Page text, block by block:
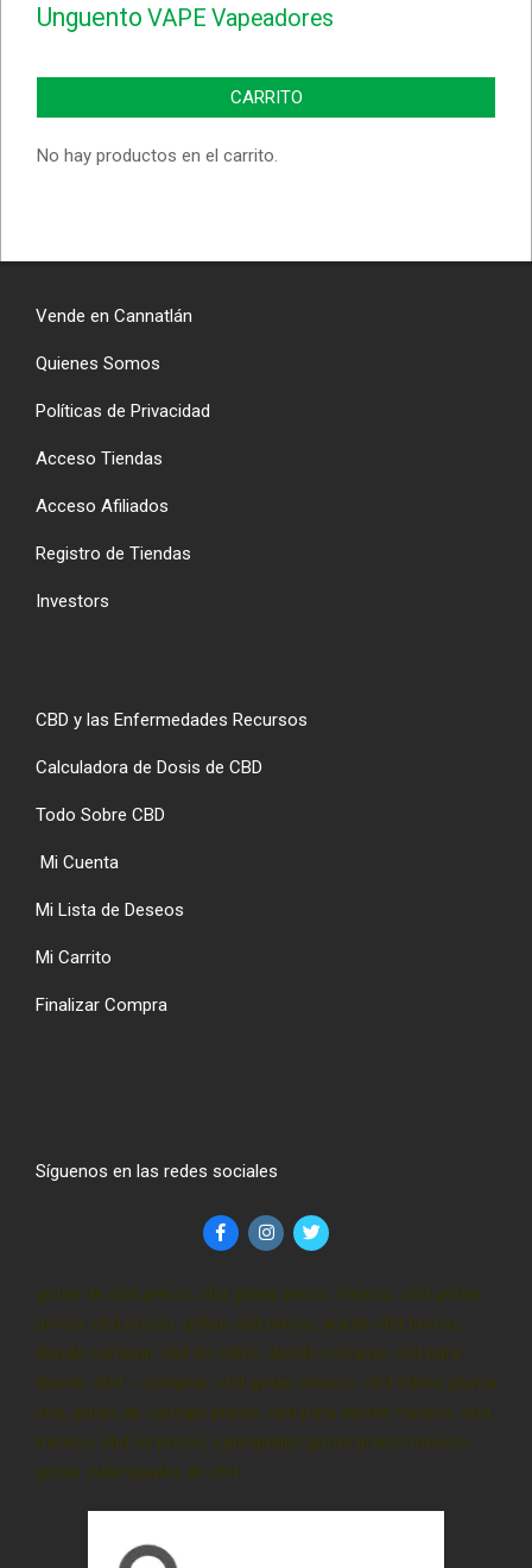
Unguento VAPE Vapeadores
CARRITO
No hay productos en el carrito.
Vende en Cannatlán
Quienes Somos
Políticas de Privacidad
Acceso Tiendas
Acceso Afiliados
Registro de Tiendas
Investors
CBD y las Enfermedades Recursos
Calculadora de Dosis de CBD
Todo Sobre CBD
Mi Cuenta
Mi Lista de Deseos
Mi Carrito
Finalizar Compra
Síguenos en las redes sociales
gotas de cbd precio, cbd gotas precio méxico, cbd gotas
precio, cbd precio, gotas cbd precio, aceite cbd precio,
donde comprar cbd en cdmx, donde comprar cbd para
dormir, cbd – comprar, cbd gotas méxico, cbd cdmx, pluma
cbd, gotas de cannabi precio, cbd para dormir méxico, cbd
mexico, cbd oil precio, cannabidiol gotas precio méxico,
gotas sublinguales de cbd